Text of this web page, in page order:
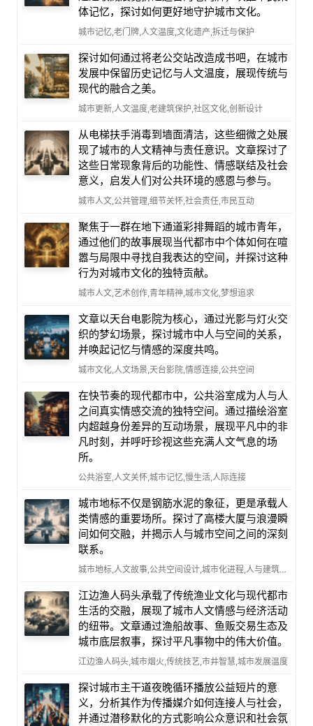
体记忆，探讨如何更好地守护城市文化。
城市记忆,老门牌,人文温度,文化遗产,拆迁与保护
探讨如何通过将老公交站改造成书吧，在城市
发展中保留历史记忆与人文温度，展现传统与
现代的融合之美。
城市更新,人文温度,老建筑保护,社区文化,创新设计
从电梯扶手消毒到墙面清洁，这些细微之处展
现了城市的人文精神与责任意识。文章探讨了
这些日常现象背后的功能性、情感联结及社会
意义，启发人们对公共环境的感恩与参与。
城市人文,公共管理,细节关怀,社会责任,市民互动
聚焦于一群在地下通道彩排舞蹈的城市青年，
通过他们的故事展现当代都市中个体如何在喧
嚣与局限中寻找自我表达的空间，并探讨这种
行为对城市文化的独特贡献。
城市人文,艺术创作,青年精神,城市文化,梦想追求
文章以天台电影院为核心，通过光影与灯火交
织的梦幻场景，探讨城市中人与空间的关系，
并唤起记忆与情感的深度共鸣。
城市文化,人文场景,天台影院,情感连接,公共空间
在快节奏的现代都市中，公共浴室成为人与人
之间真实情感交流的独特空间。通过描绘浴室
内超越身份差异的互动场景，展现平凡中的非
凡时刻，并呼吁珍视这些充满人文气息的场
所。
公共浴室,人文关怀,城市记忆,慢生活,人际连接
城市地标不仅是钢筋水泥的象征，更是承载人
类情感的重要场所。探讨了高楼大厦与浪漫瞬
间如何交融，并揭示人与城市空间之间的深刻
联系。
城市地标,人文故事,公共空间设计,城市化进程,人与建筑关系
江边渔人码头承载了传统渔业文化与现代都市
生活的交融，展现了城市人文情感与经济活动
的纽带。文章通过渔船故事、鱼贩交易生态及
城市底层叙事，探讨平凡事物中的伟大价值。
江边渔人码头,城市烟火,传统技艺,市井智慧,城市发展温度
探讨城市主干道夜晚循环播放公益短片的意
义，分析其作为传播媒介如何连接人与社会，
并通过潜移默化的方式影响公众意识和社会氛